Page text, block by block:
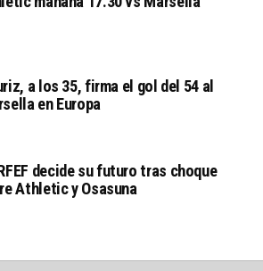
a los 35, firma el gol del 54 al
en Europa
decide su futuro tras choque
Athletic y Osasuna